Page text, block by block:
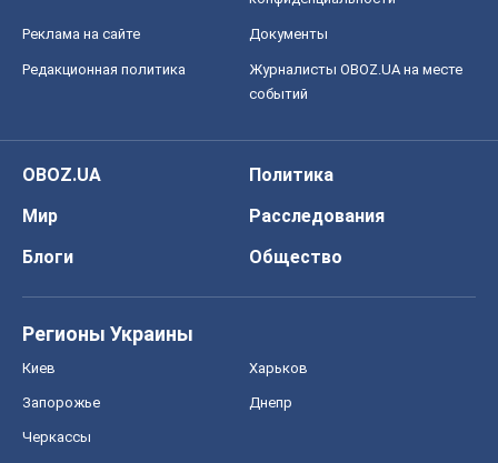
Реклама на сайте Документы
Редакционная политика
Журналисты OBOZ.UA на месте
событий
OBOZ.UA
Политика
Мир
Расследования
Блоги
Общество
Регионы Украины
Киев Харьков
Запорожье Днепр
Черкассы